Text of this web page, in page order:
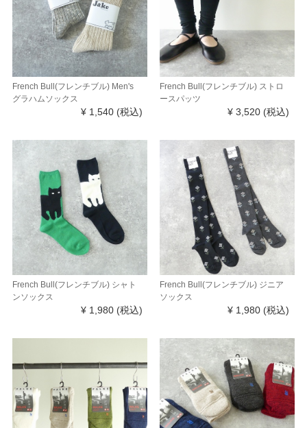
French Bull(フレンチブル) Men's
グラハムソックス
¥ 1,540 (税込)
French Bull(フレンチブル) ストロ
ースパッツ
¥ 3,520 (税込)
French Bull(フレンチブル) シャト
ンソックス
¥ 1,980 (税込)
French Bull(フレンチブル) ジニア
ソックス
¥ 1,980 (税込)